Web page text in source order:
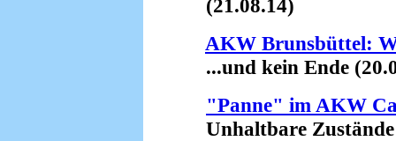
(21.08.14)
AKW Brunsbüttel:
...und kein Ende
"Panne" im AKW
Unhaltbare Zustände